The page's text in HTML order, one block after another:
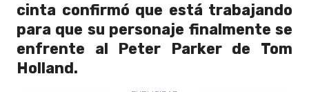
cinta confirmó que está trabajando
para que su personaje finalmente se
enfrente al Peter Parker de Tom
Holland.